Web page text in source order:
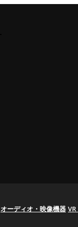
オーディオ・映像機器